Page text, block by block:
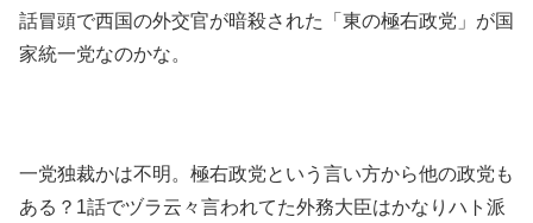
話冒頭で西国の外交官が暗殺された「東の極右政党」が国
家統一党なのかな。
一党独裁かは不明。極右政党という言い方から他の政党も
ある？1話でヅラ云々言われてた外務大臣はかなりハト派